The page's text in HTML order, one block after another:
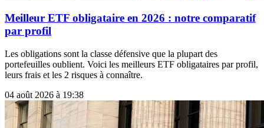
Meilleur ETF obligataire en 2026 : notre comparatif
par profil
Les obligations sont la classe défensive que la plupart des
portefeuilles oublient. Voici les meilleurs ETF obligataires par profil,
leurs frais et les 2 risques à connaître.
04 août 2026 à 19:38